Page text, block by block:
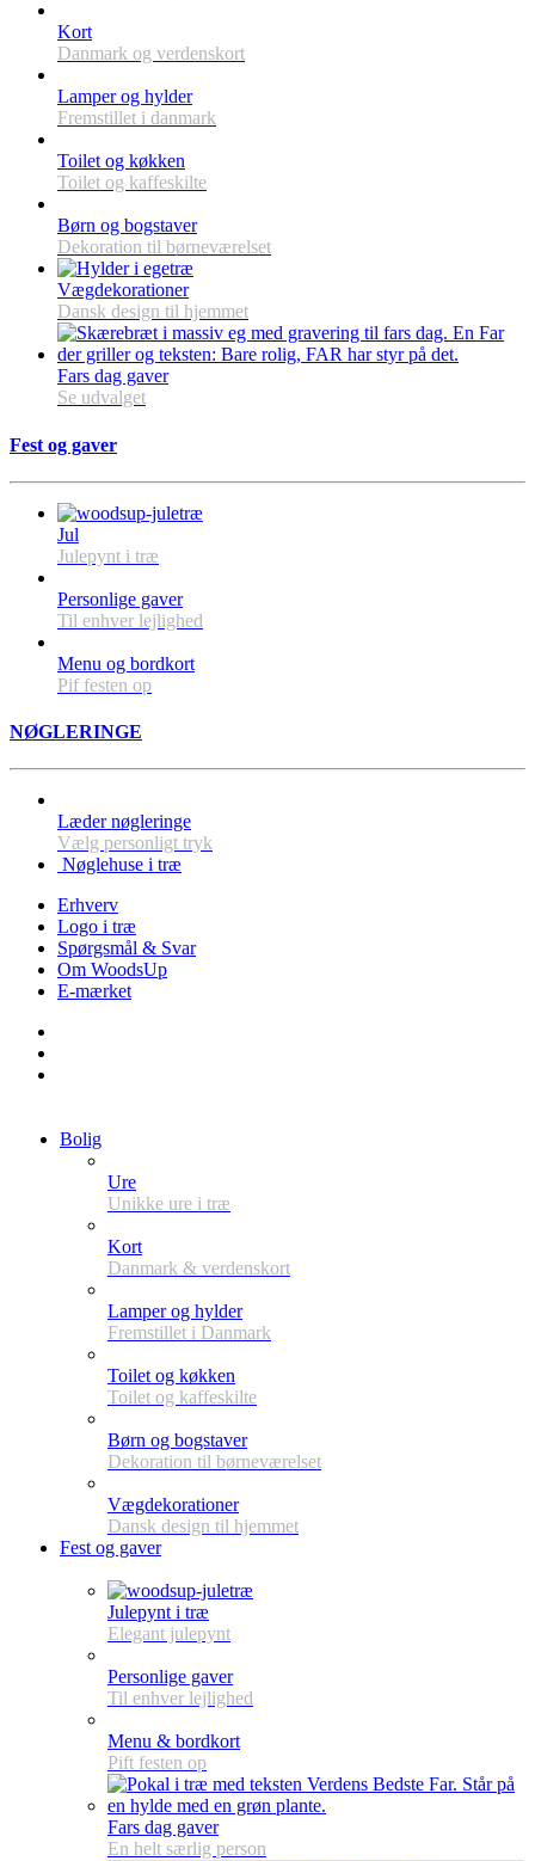
Kort
Danmark og verdenskort
Lamper og hylder
Fremstillet i danmark
Toilet og køkken
Toilet og kaffeskilte
Børn og bogstaver
Dekoration til børneværelset
Vægdekorationer
Dansk design til hjemmet
Fars dag gaver
Se udvalget
Fest og gaver
Jul
Julepynt i træ
Personlige gaver
Til enhver lejlighed
Menu og bordkort
Pif festen op
NØGLERINGE
Læder nøgleringe
Vælg personligt tryk
Nøglehuse i træ
Erhverv
Logo i træ
Spørgsmål & Svar
Om WoodsUp
E-mærket
Bolig
Ure
Unikke ure i træ
Kort
Danmark & verdenskort
Lamper og hylder
Fremstillet i Danmark
Toilet og køkken
Toilet og kaffeskilte
Børn og bogstaver
Dekoration til børneværelset
Vægdekorationer
Dansk design til hjemmet
Fest og gaver
Julepynt i træ
Elegant julepynt
Personlige gaver
Til enhver lejlighed
Menu & bordkort
Pift festen op
Fars dag gaver
En helt særlig person